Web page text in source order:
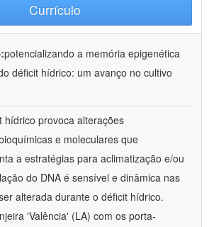
Currículo
potencializando a memória epigenética
déficit hídrico: um avanço no cultivo
hídrico provoca alterações
e moleculares que
a estratégias para aclimatização e/ou
do DNA é sensível e dinâmica nas
alterada durante o déficit hídrico.
'Valência' (LA) com os porta-